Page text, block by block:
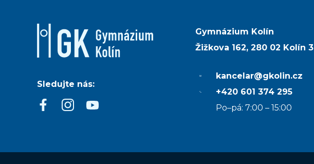
Sledujte nás:
Gymnázium Kolín
Žižkova 162, 280 02 Kolín 3
kancelar@gkolin.cz
+420 601 374 295
Po–pá: 7:00 – 15:00